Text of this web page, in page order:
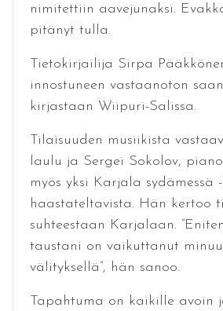
nimitettiin aavejunaksi.
pitänyt tulla.
Tietokirjailija Sirpa
innostuneen vastaanoton
kirjastaan Wiipuri-Salissa.
Tilaisuuden musiikista
laulu ja Sergei Sokolov,
myös yksi Karjala sydämessä
haastateltavista. Hän kertoo
suhteestaan Karjalaan.
taustani on vaikuttanut
välityksellä”, hän sanoo.
Tapahtuma on kaikille avoin